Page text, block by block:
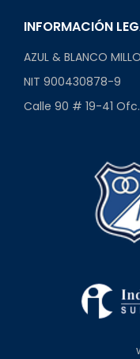
INFORMACIÓN
AZUL & BLANCO
NIT 900430878-9
Calle 90 # 19-41